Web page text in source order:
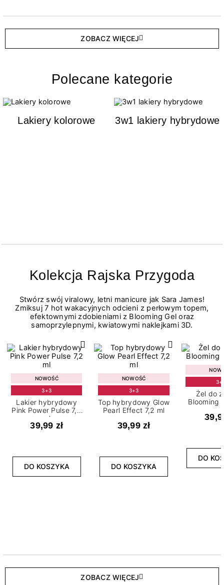
ZOBACZ WIĘCEJ
Polecane kategorie
Lakiery kolorowe 3w1 lakiery hybrydowe
Kolekcja Rajska Przygoda
Stwórz swój viralowy, letni manicure jak Sara James!
Zmiksuj 7 hot wakacyjnych odcieni z perłowym topem,
efektownymi zdobieniami z Blooming Gel oraz
samoprzylepnymi, kwiatowymi naklejkami 3D.
NOWOŚĆ
3+3
Lakier hybrydowy
Pink Power Pulse 7,2
ml
39,99 zł
DO KOSZYKA
NOWOŚĆ
3+3
Top hybrydowy Glow
Pearl Effect 7,2 ml
39,99 zł
DO KOSZYKA
Żel do
Blooming
DO
ZOBACZ WIĘCEJ